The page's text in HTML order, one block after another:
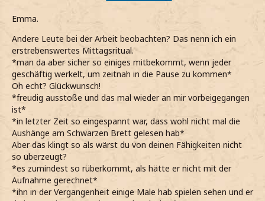
Emma.
Andere Leute bei der Arbeit beobachten? Das nenn ich ein
erstrebenswertes Mittagsritual.
*man da aber sicher so einiges mitbekommt, wenn jeder
geschäftig werkelt, um zeitnah in die Pause zu kommen*
Oh echt? Glückwunsch!
*freudig ausstoße und das mal wieder an mir vorbeigegangen
ist*
*in letzter Zeit so eingespannt war, dass wohl nicht mal die
Aushänge am Schwarzen Brett gelesen hab*
Aber das klingt so als wärst du von deinen Fähigkeiten nicht
so überzeugt?
*es zumindest so rüberkommt, als hätte er nicht mit der
Aufnahme gerechnet*
*ihn in der Vergangenheit einige Male hab spielen sehen und er